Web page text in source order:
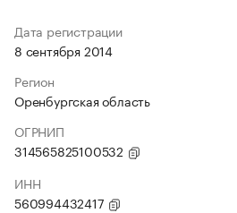
Дата регистрации
8 сентября 2014
Регион
Оренбургская область
ОГРНИП
314565825100532
ИНН
560994432417